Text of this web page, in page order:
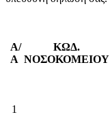
Α/
Α
ΚΩΔ.
ΝΟΣΟΚΟΜΕΙΟΥ
1